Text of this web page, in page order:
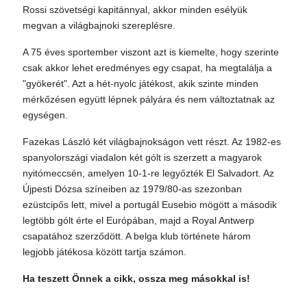
Rossi szövetségi kapitánnyal, akkor minden esélyük
megvan a világbajnoki szereplésre.
A 75 éves sportember viszont azt is kiemelte, hogy szerinte
csak akkor lehet eredményes egy csapat, ha megtalálja a
"gyökerét". Azt a hét-nyolc játékost, akik szinte minden
mérkőzésen együtt lépnek pályára és nem változtatnak az
egységen.
Fazekas László két világbajnokságon vett részt. Az 1982-es
spanyolországi viadalon két gólt is szerzett a magyarok
nyitómeccsén, amelyen 10-1-re legyőzték El Salvadort. Az
Újpesti Dózsa színeiben az 1979/80-as szezonban
ezüstcipős lett, mivel a portugál Eusebio mögött a második
legtöbb gólt érte el Európában, majd a Royal Antwerp
csapatához szerződött. A belga klub története három
legjobb játékosa között tartja számon.
Ha teszett Önnek a cikk, ossza meg másokkal is!